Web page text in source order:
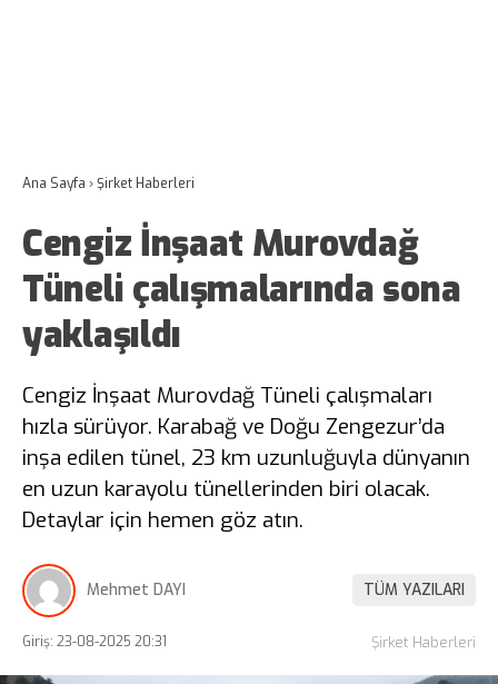
Ana Sayfa ›Şirket Haberleri
Cengiz İnşaat Murovdağ
Tüneli çalışmalarında sona
yaklaşıldı
Cengiz İnşaat Murovdağ Tüneli çalışmaları
hızla sürüyor. Karabağ ve Doğu Zengezur’da
inşa edilen tünel, 23 km uzunluğuyla dünyanın
en uzun karayolu tünellerinden biri olacak.
Detaylar için hemen göz atın.
Mehmet DAYI TÜM YAZILARI
Giriş: 23-08-2025 20:31 Şirket Haberleri